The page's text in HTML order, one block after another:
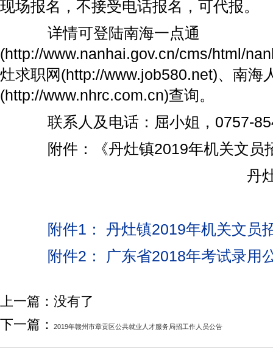
现场报名，不接受电话报名，可代报。
详情可登陆南海一点通
(http://www.nanhai.gov.cn/cms/html/
灶求职网(http://www.job580.net)、南海
(http://www.nhrc.com.cn)查询。
联系人及电话：屈小姐，0757-
附件：《丹灶镇2019年机关文员
丹灶
附件1： 丹灶镇2019年机关文员
附件2： 广东省2018年考试录用
上一篇：没有了
下一篇：
2019年赣州市章贡区公共就业人才服务局招工作人员公告